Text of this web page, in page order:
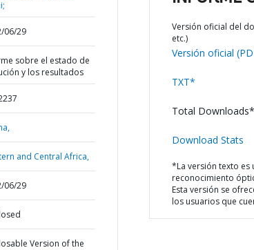
06/29
sobre el estado de
y los resultados
and Central Africa,
06/29
Version of the
Versión oficial del
etc.)
Versión oficial
TXT*
Total
Download Stats
*La versión texto es
reconocimiento
Esta versión se
los usuarios que